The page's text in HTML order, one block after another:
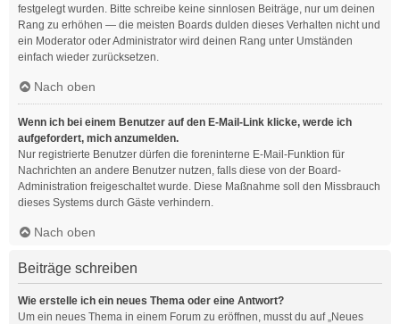
festgelegt wurden. Bitte schreibe keine sinnlosen Beiträge, nur um deinen
Rang zu erhöhen — die meisten Boards dulden dieses Verhalten nicht und
ein Moderator oder Administrator wird deinen Rang unter Umständen
einfach wieder zurücksetzen.
Nach oben
Wenn ich bei einem Benutzer auf den E-Mail-Link klicke, werde ich
aufgefordert, mich anzumelden.
Nur registrierte Benutzer dürfen die foreninterne E-Mail-Funktion für
Nachrichten an andere Benutzer nutzen, falls diese von der Board-
Administration freigeschaltet wurde. Diese Maßnahme soll den Missbrauch
dieses Systems durch Gäste verhindern.
Nach oben
Beiträge schreiben
Wie erstelle ich ein neues Thema oder eine Antwort?
Um ein neues Thema in einem Forum zu eröffnen, musst du auf „Neues